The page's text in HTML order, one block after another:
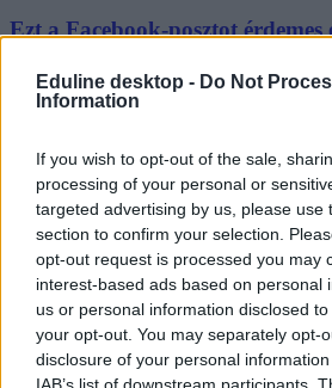
Eduline desktop - Do Not
Information
If you wish to opt-out of the sale,
processing of your personal or
targeted advertising by us, please use
section to confirm your selection.
opt-out request is processed you may
interest-based ads based on personal
us or personal information disclosed
your opt-out. You may separately opt-
disclosure of your personal
IAB’s list of downstream participants.
Ezt a Facebook-posztot érdemes
Újra felbukkant a Facebookon az a
Közoktatás
Eduline
„A bizonyítvány nem maga az
Vigyázzatok rájuk!”
Fogalmunk sincs arról, mi zajlik a